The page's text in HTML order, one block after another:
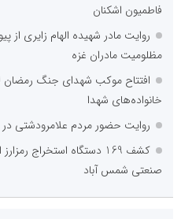
فاطمیون اشکنان
روایت مادر شهیده الهام زایری از
مظلومیت مادران غزه
افتتاح موکب شهدای جنگ رمضان
خانواده‌های شهدا
روایت حضور مردم علامرودشتی در
کشف 169 دستگاه استخراج
صنعتی شمس آباد